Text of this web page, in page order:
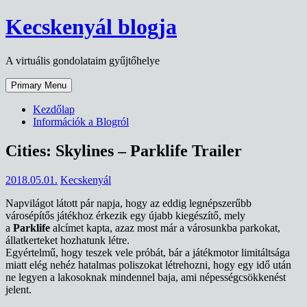
Skip
to
Kecskenyál blogja
A virtuális gondolataim gyűjtőhelye
Primary Menu
Kezdőlap
Információk a Blogról
Cities: Skylines – Parklife Trailer
2018.05.01. Kecskenyál
Napvilágot látott pár napja, hogy az eddig legnépszerűbb
városépítős játékhoz érkezik egy újabb kiegészítő, mely
a Parklife alcímet kapta, azaz most már a városunkba parkokat,
állatkerteket hozhatunk létre.
Egyértelmű, hogy teszek vele próbát, bár a játékmotor limitáltsága
miatt elég nehéz hatalmas poliszokat létrehozni, hogy egy idő után
ne legyen a lakosoknak mindennel baja, ami népességcsökkenést
jelent.